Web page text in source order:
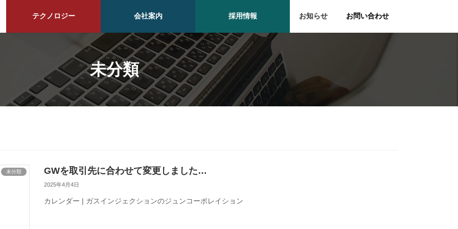
テクノロジー 会社案内 採用情報 お知らせ お問い合わせ
未分類
未分類 GWを取引先に合わせて変更しました…
2025年4月4日
カレンダー | ガスインジェクションのジュンコーポレイション